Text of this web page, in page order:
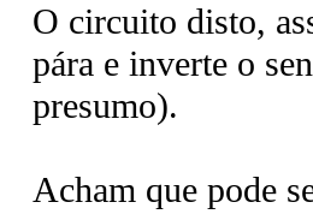
O circuito disto,
pára e inverte o
presumo).
Acham que pode